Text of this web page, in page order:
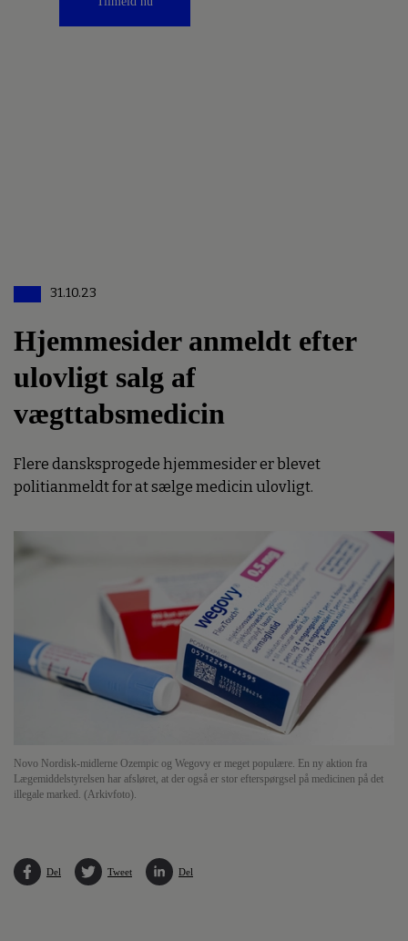
31.10.23
Hjemmesider anmeldt efter
ulovligt salg af
vægttabsmedicin
Flere dansksprogede hjemmesider er blevet
politianmeldt for at sælge medicin ulovligt.
Novo Nordisk-midlerne Ozempic og Wegovy er meget populære. En ny aktion fra
Lægemiddelstyrelsen har afsløret, at der også er stor efterspørgsel på medicinen på det
illegale marked. (Arkivfoto).
Del Tweet Del